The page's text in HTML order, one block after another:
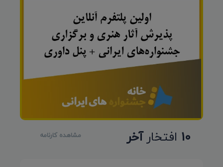
10 افتخارآخر مشاهده کارنامه